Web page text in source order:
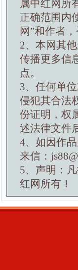
属中红网所
正确范围内
网”和作者
2、本网其
传播更多信
点。
3、任何单
侵犯其合法
份证明，权
述法律文件
4、如因作
来信：
5、声明：
红网所有！